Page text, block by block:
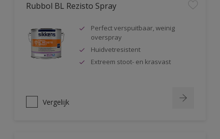
Rubbol BL Rezisto Spray
Perfect verspuitbaar, weinig
overspray
Huidvetresistent
Extreem stoot- en krasvast
Vergelijk